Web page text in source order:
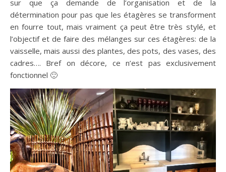
sur que ça demande de l’organisation et de la
détermination pour pas que les étagères se transforment
en fourre tout, mais vraiment ça peut être très stylé, et
l’objectif et de faire des mélanges sur ces étagères: de la
vaisselle, mais aussi des plantes, des pots, des vases, des
cadres…. Bref on décore, ce n’est pas exclusivement
fonctionnel 🙂